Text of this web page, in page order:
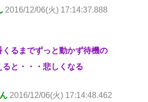
2016/12/06(火) 17:14:37.888
るまでずっと動かず待機の
と・・・悲しくなる
2016/12/06(火) 17:14:48.462